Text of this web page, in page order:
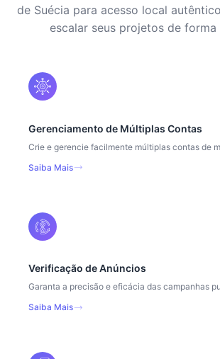
de Suécia para acesso local
escalar seus projetos de forma
Gerenciamento de Múltiplas Contas
Crie e gerencie facilmente múltiplas contas de
Saiba Mais
Verificação de Anúncios
Garanta a precisão e eficácia das campanhas
Saiba Mais